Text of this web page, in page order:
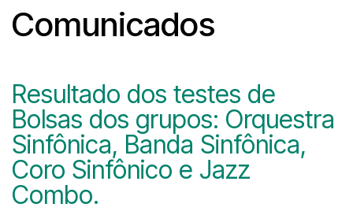
Comunicados
Resultado dos testes de
Bolsas dos grupos: Orquestra
Sinfônica, Banda Sinfônica,
Coro Sinfônico e Jazz
Combo.